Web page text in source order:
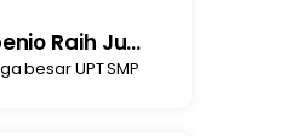
Raih Ju...
besar UPT SMP